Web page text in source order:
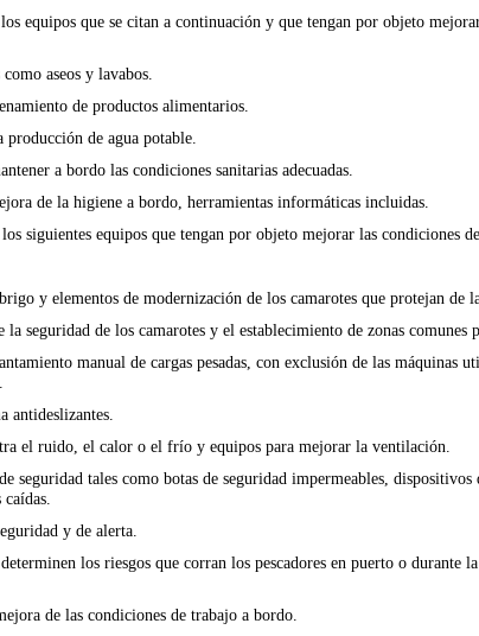
equipos que se citan a continuación y que tengan por objeto
aseos y lavabos.
de productos alimentarios.
de agua potable.
a bordo las condiciones sanitarias adecuadas.
de la higiene a bordo, herramientas informáticas incluidas.
siguientes equipos que tengan por objeto mejorar las condiciones
y elementos de modernización de los camarotes que protejan de
seguridad de los camarotes y el establecimiento de zonas comunes
manual de cargas pesadas, con exclusión de las máquinas
antideslizantes.
el ruido, el calor o el frío y equipos para mejorar la ventilación.
seguridad tales como botas de seguridad impermeables,
y de alerta.
los riesgos que corran los pescadores en puerto o durante
de las condiciones de trabajo a bordo.